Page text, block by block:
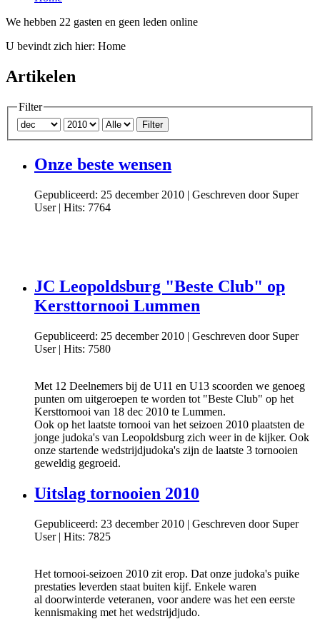
We hebben 22 gasten en geen leden online
U bevindt zich hier: Home
Artikelen
Filter
Filter
Onze beste wensen
Gepubliceerd: 25 december 2010 | Geschreven door Super
User| Hits: 7764
JC Leopoldsburg "Beste Club" op
Kersttornooi Lummen
Gepubliceerd: 25 december 2010 | Geschreven door Super
User| Hits: 7580
Met 12 Deelnemers bij de U11 en U13 scoorden we genoeg
punten om uitgeroepen te worden tot "Beste Club" op het
Kersttornooi van 18 dec 2010 te Lummen.
Ook op het laatste tornooi van het seizoen 2010 plaatsten de
jonge judoka's van Leopoldsburg zich weer in de kijker. Ook
onze startende wedstrijdjudoka's zijn de laatste 3 tornooien
geweldig gegroeid.
Uitslag tornooien 2010
Gepubliceerd: 23 december 2010 | Geschreven door Super
User| Hits: 7825
Het tornooi-seizoen 2010 zit erop. Dat onze judoka's puike
prestaties leverden staat buiten kijf. Enkele waren
al doorwinterde veteranen, voor andere was het een eerste
kennismaking met het wedstrijdjudo.